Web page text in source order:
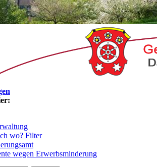
wo? Filter
wegen Erwerbsminderung